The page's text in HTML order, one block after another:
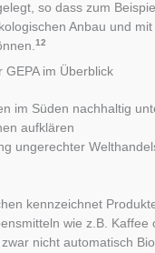
so dass zum
Anbau und
12
GEPA im Überblick
im Süden nachhaltig
aufklären
ungerechter
kennzeichnet
wie z.B. Kaffee
nicht automatisch